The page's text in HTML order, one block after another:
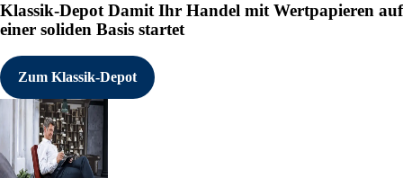
Klassik-DepotDamit Ihr Handel mit Wertpapieren auf
einer soliden Basis startet
Zum Klassik-Depot